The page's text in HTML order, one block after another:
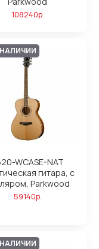
108240р.
НАЛИЧИИ
WCASE-NAT
гитара, с
Parkwood
59140р.
НАЛИЧИИ